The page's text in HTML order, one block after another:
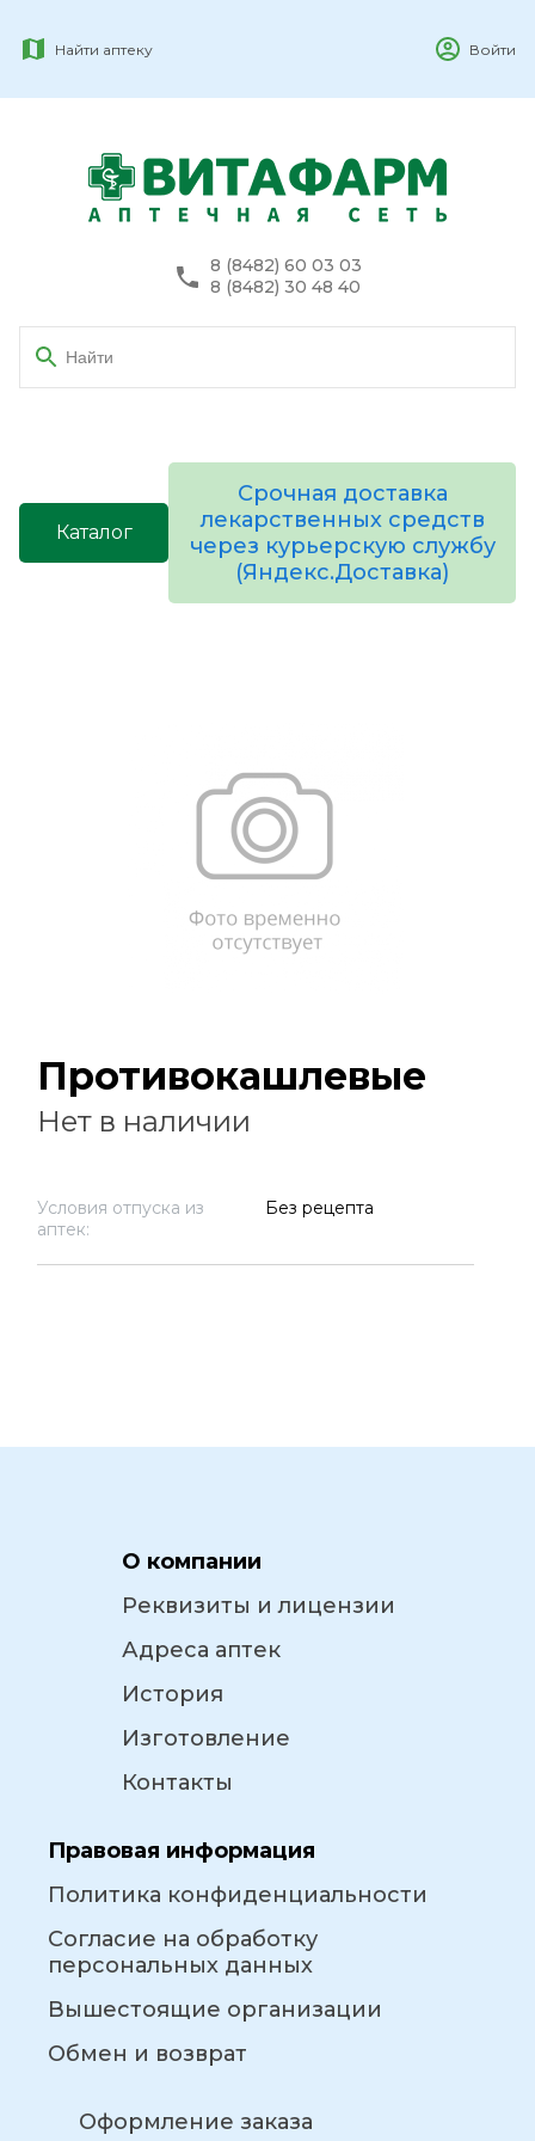
Найти аптеку Войти
8 (8482) 60 03 03
8 (8482) 30 48 40
Каталог
Срочная доставка
лекарственных средств
через курьерскую службу
(Яндекс.Доставка)
Противокашлевые
Нет в наличии
Условия отпуска из
аптек:
Без рецепта
О компании
Реквизиты и лицензии
Адреса аптек
История
Изготовление
Контакты
Правовая информация
Политика конфиденциальности
Согласие на обработку
персональных данных
Вышестоящие организации
Обмен и возврат
Оформление заказа